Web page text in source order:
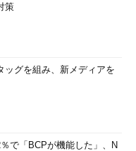
策
ッグを組み、新メディアを
で「BCPが機能した」、N